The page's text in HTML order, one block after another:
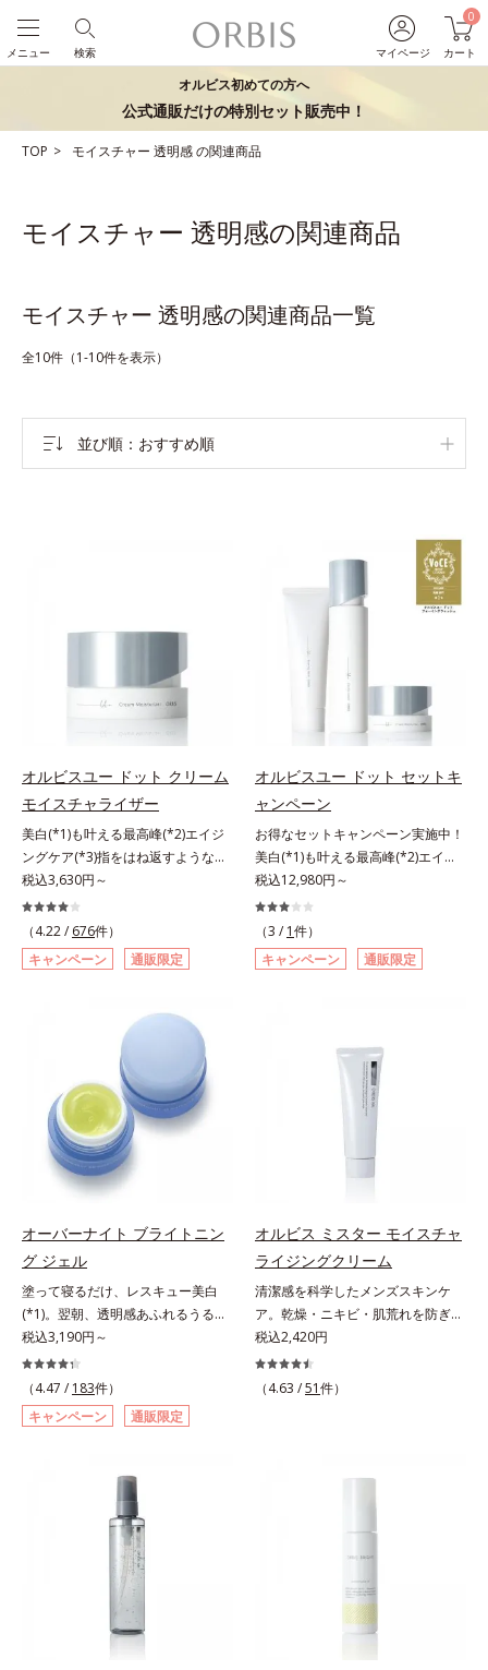
マイページ
0
カート
検索
メニュー
オルビス初めての方へ
公式通販だけの特別セット販売中！
TOP モイスチャー 透明感の関連商品
モイスチャー 透明感の関連商品
モイスチャー 透明感の関連商品一覧
全10件（1-10件を表示）
並び順 おすすめ順
オルビスユー ドット クリーム
モイスチャライザー
美白(*1)も叶える最高峰(*2)エイジ
ングケア(*3)指をはね返すような弾
力感が宿るハリ感 濃密フィットク
リーム。ハリも透明感(*4)も結果主
義。年齢サイン(*5)の因子に着目し
た肌科学エイジングケア(*3)シリー
ズ。オルビスユー ドットシリーズ
処するのではなく、肌で起きている
ことの根本原因に着目。加齢ととも
に現れる年齢サインについて研究を
進めたところ、弾力感のない状態で
ある「ハリのなさ」や、くすみ(*6)
などが現れている状態である「透明
感のなさ」が、大人の肌印象に大き
な影響を与えていることがわかりま
した。そこでオルビスユー ドット
シリーズは美容成分(*7)として
「G.D.F.アクティベーター(*8)」を
配合。そして、従来から配合してい
る美白(*1)有効成分「トラネキサム
酸」を配合しました。さらに、シリ
ーズ共通の美容成分「GLルートブ
ースター(*9)」を配合することで、
肌のふっくら感や透明感を叶えま
す。美白ケアしながら多角的なエイ
ジングケアが叶うシリーズに。3ス
感を。効果的なシナジー設計で、あ
なたのエイジングケアを応援しま
す。*1 メラニンの生成を抑え、シ
ミ・ソバカスを防ぐ（ウォッシュを
除く）*2 オルビス内スキンケアシ
リーズの保湿力*3 年齢に応じたお
手入れのこと*4 うるおいによる
*5 乾燥、ハリ・ツヤのなさ*6
税込3,630円～
（4.22 / 676件）
キャンペーン
通販限定
オルビスユー ドット セットキ
ャンペーン
お得なセットキャンペーン実施中！
美白(*1)も叶える最高峰(*2)エイジ
ングケア(*3)。ハリも透明感(*4)も
結果主義。年齢サイン(*5)の因子に
着目した肌科学エイジングケア(*3)
シリーズ。オルビスユー ドットシ
リーズは、年齢による肌悩み一つ一
いて研究を進めたところ、弾力感の
ない状態である「ハリのなさ」や、
くすみ(*6)などが現れている状態で
ある「透明感のなさ」が現れること
で大人の肌印象に大きな影響を与え
ていることが分かりました。そこで
容成分(*7)として「G.D.F.アクティ
ベーター(*8)」を配合。そして、従
来から配合している美白有効成分
「トラネキサム酸」を配合しまし
た。さらに、シリーズ共通の美容成
分(*7)「GLルートブースター(*9)」
を配合することで、肌のふっくら感
や透明感を叶えます。美白ケアしな
シナジー設計で、あなたのエイジン
年齢に応じたお手入れのこと*4 う
るおいによる*5 乾燥、ハリ・ツヤ
のなさ*6 乾燥による*7 保湿成分*8
ロニセラカエルレア果汁、ノバラエ
税込12,980円～
（3 / 1件）
キャンペーン
通販限定
オーバーナイト ブライトニン
グ ジェル
塗って寝るだけ、レスキュー美白
(*1)。翌朝、透明感あふれるうるぷ
る肌を叶える、お守り涼感ジェルパ
ック。紫外線を浴びた日の夜は、ひ
んやり気持ちいいジェルでお肌をレ
スキュー！ メラニンの産生指令が
活発になる夜の肌環境に着目して、
(*2)ツヤ肌”へと整える夜用ジェルパ
ックです。ぷるぷるジェルを肌にの
せると、シートマスクのようにピタ
ッと密着。水ハリ膜が肌のうるおい
をキープしながら、やわらかさをア
ップ。美白(*1)と保湿の両方にアプ
ローチする「トラネキサム酸-
SG(*3)」、肌荒れや日焼けによる肌
のほてりを予防する「グリチルリチ
税込3,190円～
（4.47 / 183件）
キャンペーン
通販限定
オルビス ミスター モイスチャ
ライジングクリーム
清潔感を科学したメンズスキンケ
ア。乾燥・ニキビ・肌荒れを防ぎハ
リ・ツヤのある、好印象な清潔透明
肌(*1)へ。オルビスミスターは、男
性の清潔感、爽やかさ、若々しさの
(*3)。ニキビ・肌荒れ予防有効成分
印象の鍵となるハリ・ツヤへもアプ
ローチする進化を遂げました。うる
おいを逃しやすい男性肌に着目し、
アイテム同士をなじみやすくする
税込2,420円
（4.63 /51件）